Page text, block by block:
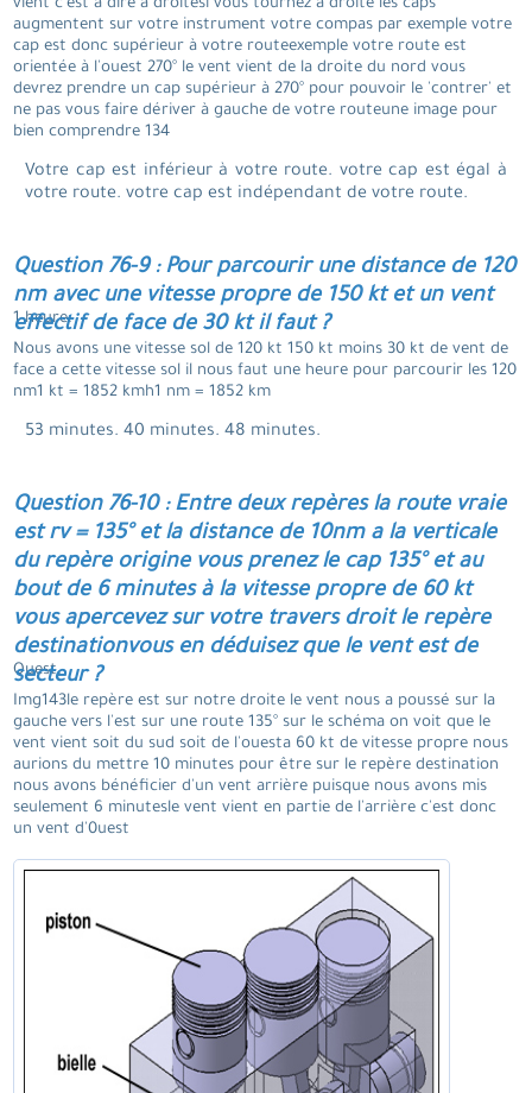
vient c'est à dire à droitesi vous tournez à droite les caps
augmentent sur votre instrument votre compas par exemple votre
cap est donc supérieur à votre routeexemple votre route est
orientée à l'ouest 270° le vent vient de la droite du nord vous
devrez prendre un cap supérieur à 270° pour pouvoir le 'contrer' et
ne pas vous faire dériver à gauche de votre routeune image pour
bien comprendre 134
Votre cap est inférieur à votre route. votre cap est égal à
votre route. votre cap est indépendant de votre route.
Question 76-9 : Pour parcourir une distance de 120
nm avec une vitesse propre de 150 kt et un vent
effectif de face de 30 kt il faut ?
1 heure.
Nous avons une vitesse sol de 120 kt 150 kt moins 30 kt de vent de
face a cette vitesse sol il nous faut une heure pour parcourir les 120
nm1 kt = 1852 kmh1 nm = 1852 km
53 minutes. 40 minutes. 48 minutes.
Question 76-10 : Entre deux repères la route vraie
est rv = 135° et la distance de 10nm a la verticale
du repère origine vous prenez le cap 135° et au
bout de 6 minutes à la vitesse propre de 60 kt
vous apercevez sur votre travers droit le repère
destinationvous en déduisez que le vent est de
secteur ?
Ouest.
Img143le repère est sur notre droite le vent nous a poussé sur la
gauche vers l'est sur une route 135° sur le schéma on voit que le
vent vient soit du sud soit de l'ouesta 60 kt de vitesse propre nous
aurions du mettre 10 minutes pour être sur le repère destination
nous avons bénéficier d'un vent arrière puisque nous avons mis
seulement 6 minutesle vent vient en partie de l'arrière c'est donc
un vent d'0uest